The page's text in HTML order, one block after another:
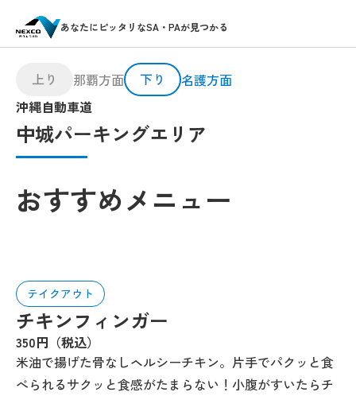
あなたにピッタリなSA・PAが見つかる
沖縄自動車道
中城パーキングエリア
上り 那覇方面 下り 名護方面
おすすめメニュー
テイクアウト
チキンフィンガー
350円（税込）
米油で揚げた骨なしヘルシーチキン。片手でパクッと食
べられるサクッと食感がたまらない！小腹がすいたらチ